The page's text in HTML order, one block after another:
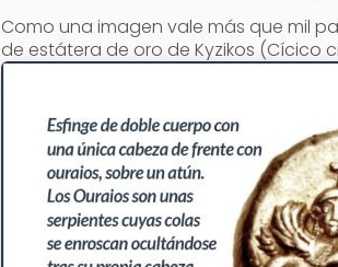
Como una imagen vale más que mil
de estátera de oro de Kyzikos (Cícico